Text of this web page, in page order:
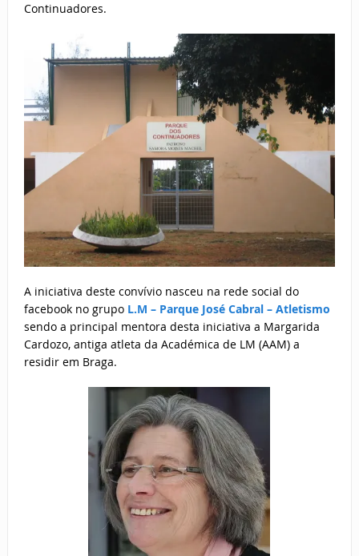
Continuadores.
A iniciativa deste convívio nasceu na rede social do
facebook no grupo L.M – Parque José Cabral – Atletismo
sendo a principal mentora desta iniciativa a Margarida
Cardozo, antiga atleta da Académica de LM (AAM) a
residir em Braga.